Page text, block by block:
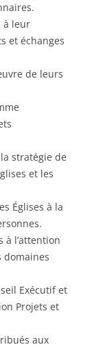
à leur
et échanges
de leurs
stratégie de
et les
Églises à la
à l’attention
domaines
Exécutif et
Projets et
aux